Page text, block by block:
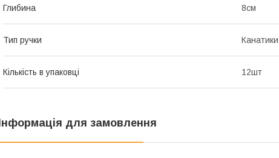
Глибина 8см
Тип ручки Канатики
Кількість в упаковці 12шт
Інформація для замовлення